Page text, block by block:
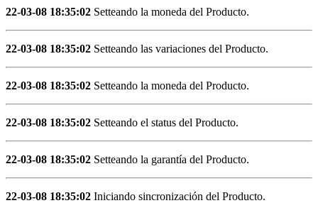
22-03-08 18:35:02 Setteando la moneda del Producto.
22-03-08 18:35:02 Setteando las variaciones del Producto.
22-03-08 18:35:02 Setteando la moneda del Producto.
22-03-08 18:35:02 Setteando el status del Producto.
22-03-08 18:35:02 Setteando la garantía del Producto.
22-03-08 18:35:02 Iniciando sincronización del Producto.